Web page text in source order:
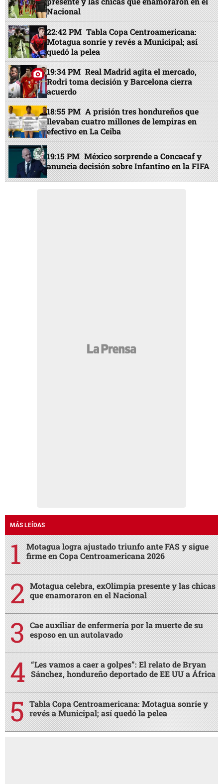
Nacional
22:42 PM Tabla Copa Centroamericana:
Motagua sonríe y revés a Municipal; así
quedó la pelea
19:34 PM Real Madrid agita el mercado,
Rodri toma decisión y Barcelona cierra
acuerdo
18:55 PM A prisión tres hondureños que
llevaban cuatro millones de lempiras en
efectivo en La Ceiba
19:15 PM México sorprende a Concacaf y
anuncia decisión sobre Infantino en la FIFA
MÁS LEÍDAS
Motagua logra ajustado triunfo ante FAS y sigue
firme en Copa Centroamericana 2026
Motagua celebra, exOlimpia presente y las chicas
que enamoraron en el Nacional
Cae auxiliar de enfermería por la muerte de su
esposo en un autolavado
“Les vamos a caer a golpes”: El relato de Bryan
Sánchez, hondureño deportado de EE UU a África
Tabla Copa Centroamericana: Motagua sonríe y
revés a Municipal; así quedó la pelea